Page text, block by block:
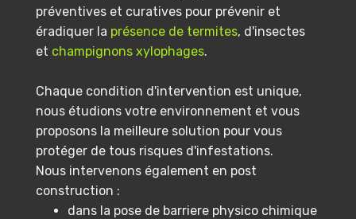
préventives et curatives pour prévenir et
éradiquer la présence de termites, d'insectes
et champignons xylophages.
Chaque condition d'intervention est unique,
nous étudions votre environnement et vous
proposons la meilleure solution pour vous
protéger de tous risques d'infestations.
Nous intervenons également en post
construction :
dans la pose de barriere physico chimique